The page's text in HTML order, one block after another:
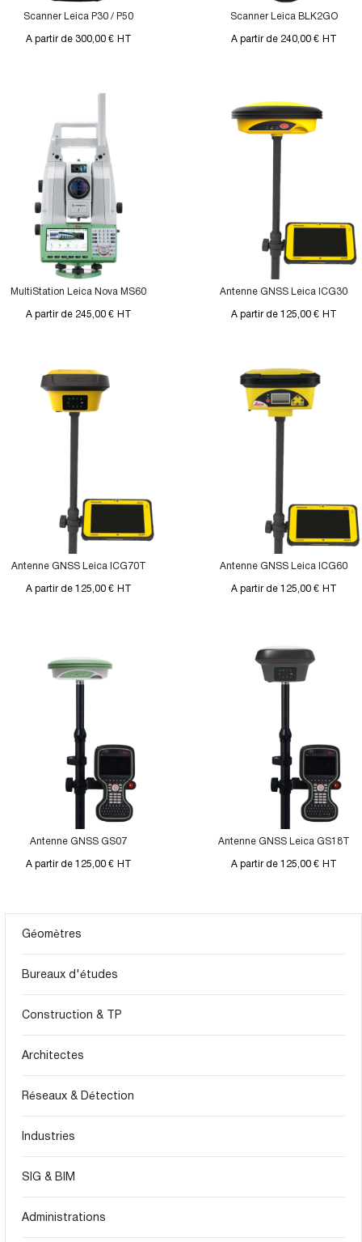
Géomètres
Bureaux d'études
Construction & TP
Architectes
Réseaux & Détection
Industries
SIG & BIM
Administrations
Scanner Leica P30 / P50
A partir de 300,00 € HT
Scanner Leica BLK2GO
A partir de 240,00 € HT
MultiStation Leica Nova MS60
A partir de 245,00 € HT
Antenne GNSS Leica ICG30
A partir de 125,00 € HT
Antenne GNSS Leica ICG70T
A partir de 125,00 € HT
Antenne GNSS Leica ICG60
A partir de 125,00 € HT
Antenne GNSS GS07
A partir de 125,00 € HT
Antenne GNSS Leica GS18T
A partir de 125,00 € HT